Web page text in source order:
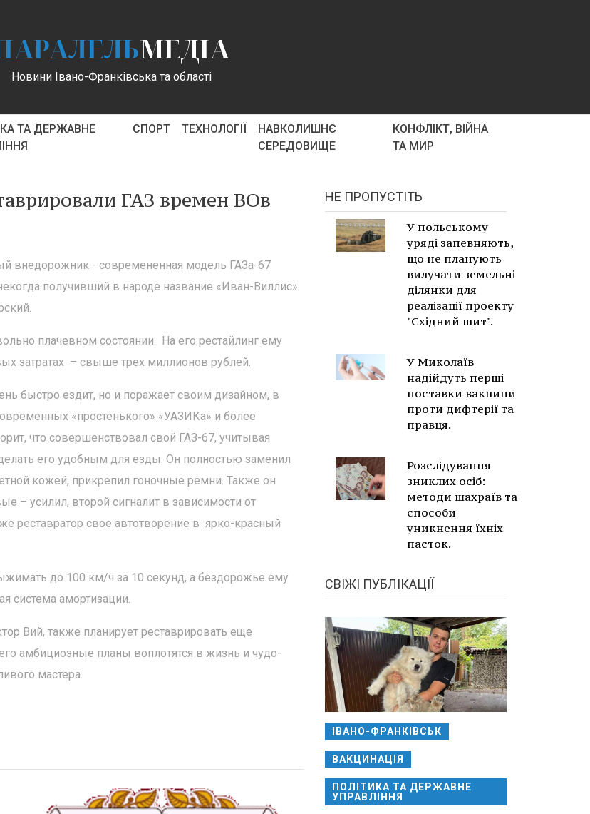
МЕДІА
Новини Івано-Франківська та області
ТА ДЕРЖАВНЕ
СПОРТ ТЕХНОЛОГІЇ
НАВКОЛИШНЄ
СЕРЕДОВИЩЕ
КОНФЛІКТ, ВІЙНА
ТА МИР
ГАЗ времен ВОв
внедорожник - современенная модель ГАЗа-67
получивший в народе название «Иван-Виллис»
плачевном состоянии. На его рестайлинг ему
затратах – свыше трех миллионов рублей.
быстро ездит, но и поражает своим дизайном, в
«простенького» «УАЗИКа» и более
что совершенствовал свой ГАЗ-67, учитывая
его удобным для езды. Он полностью заменил
кожей, прикрепил гоночные ремни. Также он
– усилил, второй сигналит в зависимости от
реставратор свое автотворение в ярко-красный
до 100 км/ч за 10 секунд, а бездорожье ему
система амортизации.
Вий, также планирует реставрировать еще
амбициозные планы воплотятся в жизнь и чудо-
мастера.
НЕ ПРОПУСТІТЬ
У польському
уряді запевняють,
що не планують
вилучати земельні
ділянки для
реалізації проекту
"Східний щит".
У Миколаїв
надійдуть перші
поставки вакцини
проти дифтерії та
правця.
Розслідування
зниклих осіб:
методи шахраїв та
способи
уникнення їхніх
пасток.
СВІЖІ ПУБЛІКАЦІЇ
ІВАНО-ФРАНКІВСЬК
ВАКЦИНАЦІЯ
ПОЛІТИКА ТА ДЕРЖАВНЕ
УПРАВЛІННЯ